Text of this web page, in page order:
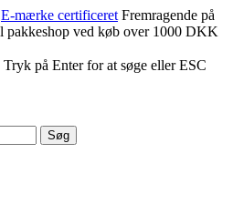
E-mærke certificeret Fremragende på
pakkeshop ved køb over 1000 DKK
Tryk på Enter for at søge eller ESC
Søg